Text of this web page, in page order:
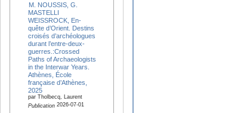
M. NOUSSIS, G.
MASTELLI
WEISSROCK, En-
quête d’Orient. Destins
croisés d’archéologues
durant l’entre-deux-
guerres.:Crossed
Paths of Archaeologists
in the Interwar Years.
Athènes, École
française d’Athènes,
2025
par Tholbecq, Laurent
Publication2026-07-01